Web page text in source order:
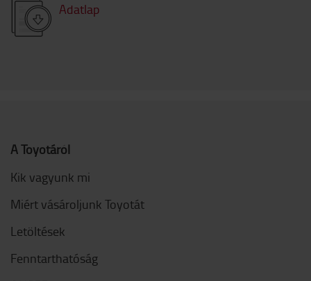
Adatlap
A Toyotáról
Kik vagyunk mi
Miért vásároljunk Toyotát
Letöltések
Fenntarthatóság